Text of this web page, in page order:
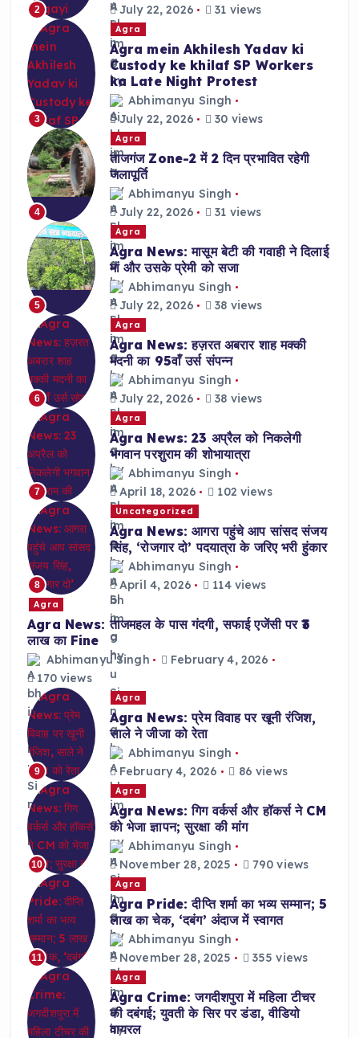
2
July 22, 2026
31 views
3
Agra
Agra mein Akhilesh Yadav ki
Custody ke khilaf SP Workers
ka Late Night Protest
Abhimanyu Singh
July 22, 2026
30 views
4
Agra
ताजगंज Zone-2 में 2 दिन प्रभावित रहेगी
जलापूर्ति
Abhimanyu Singh
July 22, 2026
31 views
5
Agra
Agra News: मासूम बेटी की गवाही ने दिलाई
मां और उसके प्रेमी को सजा
Abhimanyu Singh
July 22, 2026
38 views
6
Agra
Agra News: हज़रत अबरार शाह मक्की
मदनी का 95वाँ उर्स संपन्न
Abhimanyu Singh
July 22, 2026
38 views
7
Agra
Agra News: 23 अप्रैल को निकलेगी
भगवान परशुराम की शोभायात्रा
Abhimanyu Singh
April 18, 2026
102 views
8
Uncategorized
Agra News: आगरा पहुंचे आप सांसद संजय
सिंह, ‘रोजगार दो’ पदयात्रा के जरिए भरी हुंकार
Abhimanyu Singh
April 4, 2026
114 views
Agra
Agra News: ताजमहल के पास गंदगी, सफाई एजेंसी पर ₹3
लाख का Fine
Abhimanyu Singh
February 4, 2026
170 views
9
Agra
Agra News: प्रेम विवाह पर खूनी रंजिश,
साले ने जीजा को रेता
Abhimanyu Singh
February 4, 2026
86 views
10
Agra
Agra News: गिग वर्कर्स और हॉकर्स ने CM
को भेजा ज्ञापन; सुरक्षा की मांग
Abhimanyu Singh
November 28, 2025
790 views
11
Agra
Agra Pride: दीप्ति शर्मा का भव्य सम्मान; 5
लाख का चेक, ‘दबंग’ अंदाज में स्वागत
Abhimanyu Singh
November 28, 2025
355 views
Agra
Agra Crime: जगदीशपुरा में महिला टीचर
की दबंगई; युवती के सिर पर डंडा, वीडियो
वायरल